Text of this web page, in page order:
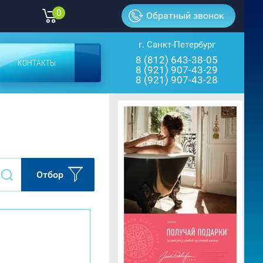
0 Обратный звонок
КОНТАКТЫ
г. Санкт-Петербург
8 (812) 643-38-05
8 (921) 907-43-29
8 (921) 907-43-28
Отбор